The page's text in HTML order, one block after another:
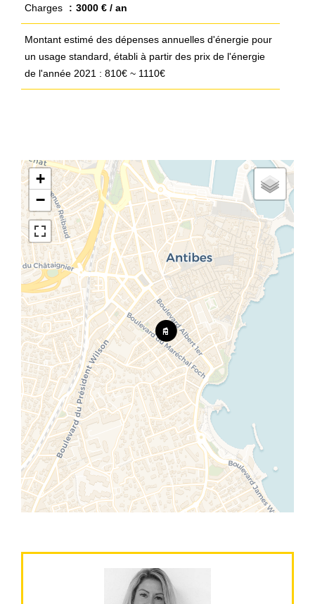
Charges 3000 € / an
Montant estimé des dépenses annuelles d'énergie pour
un usage standard, établi à partir des prix de l'énergie
de l'année 2021 : 810€ ~ 1110€
+
−